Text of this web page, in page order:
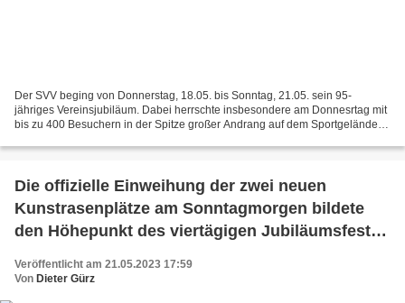
Der SVV beging von Donnerstag, 18.05. bis Sonntag, 21.05. sein 95-
jähriges Vereinsjubiläum. Dabei herrschte insbesondere am Donnesrtag mit
bis zu 400 Besuchern in der Spitze großer Andrang auf dem Sportgelände.
Die offizielle Einweihung der zwei neuen
Kunstrasenplätze am Sonntagmorgen bildete
den Höhepunkt des viertägigen Jubiläumsfestes
Veröffentlicht am 21.05.2023 17:59
Von Dieter Gürz